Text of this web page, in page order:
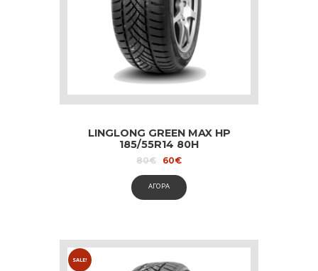
LINGLONG GREEN MAX HP
185/55R14 80H
80€
Original
was:
80€.
60€Current
is:
60€.
ΑΓΟΡΑ
SALE!